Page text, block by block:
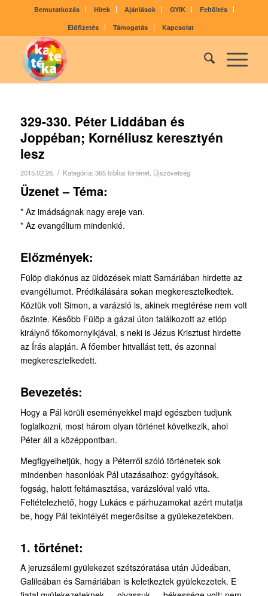
Bemutatkozás Hírek Ajánlások GYIK
Feltöltés
Előfizetés
Támogatás Kapcsolat
329-330. Péter Liddában és
Joppéban; Kornéliusz keresztyén
lesz
2015.02.26. / Kategória: 365 bibliai történet, Újszövetség
Üzenet – Téma:
* Az imádságnak nagy ereje van.
* Az evangélium mindenkié.
Előzmények:
Fülöp diakónus az üldözések miatt Samáriában hirdette az
evangéliumot. Prédikálására so­kan megkeresztelkedtek.
Köztük volt Simon, a varázsló is, akinek megtérése nem volt
őszinte. Később Fülöp a gázai úton találkozott az etióp
királynő főkomornyikjával, s neki is Jézus Krisztust hirdette
az Írás alapján. A főember hitvallást tett, és azonnal
megkeresztelkedett.
Bevezetés:
Hogy a Pál körüli eseményekkel majd egészben tudjunk
foglalkozni, most három olyan történet következik, ahol
Péter áll a középpontban.
Megfigyelhetjük, hogy a Péterről szóló történetek sok
mindenben hasonlóak Pál utazásaihoz: gyógyítások,
fogság, halott feltámasztása, varázslóval való vita.
Feltételezhető, hogy Lukács e párhuzamokat azért mutatja
be, hogy Pál tekintélyét megerősítse a gyülekezetekben.
1. történet:
A jeruzsálemi gyülekezet szétszóratása után Júdeában,
Galileában és Samáriában is kelet­keztek gyülekezetek. E